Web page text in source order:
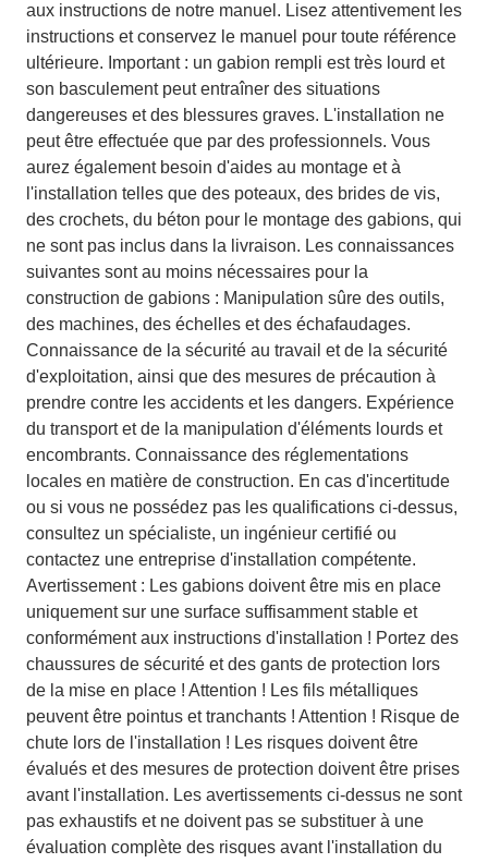
aux instructions de notre manuel. Lisez attentivement les
instructions et conservez le manuel pour toute référence
ultérieure. Important : un gabion rempli est très lourd et
son basculement peut entraîner des situations
dangereuses et des blessures graves. L'installation ne
peut être effectuée que par des professionnels. Vous
aurez également besoin d'aides au montage et à
l'installation telles que des poteaux, des brides de vis,
des crochets, du béton pour le montage des gabions, qui
ne sont pas inclus dans la livraison. Les connaissances
suivantes sont au moins nécessaires pour la
construction de gabions : Manipulation sûre des outils,
des machines, des échelles et des échafaudages.
Connaissance de la sécurité au travail et de la sécurité
d'exploitation, ainsi que des mesures de précaution à
prendre contre les accidents et les dangers. Expérience
du transport et de la manipulation d'éléments lourds et
encombrants. Connaissance des réglementations
locales en matière de construction. En cas d'incertitude
ou si vous ne possédez pas les qualifications ci-dessus,
consultez un spécialiste, un ingénieur certifié ou
contactez une entreprise d'installation compétente.
Avertissement : Les gabions doivent être mis en place
uniquement sur une surface suffisamment stable et
conformément aux instructions d'installation ! Portez des
chaussures de sécurité et des gants de protection lors
de la mise en place ! Attention ! Les fils métalliques
peuvent être pointus et tranchants ! Attention ! Risque de
chute lors de l'installation ! Les risques doivent être
évalués et des mesures de protection doivent être prises
avant l'installation. Les avertissements ci-dessus ne sont
pas exhaustifs et ne doivent pas se substituer à une
évaluation complète des risques avant l'installation du